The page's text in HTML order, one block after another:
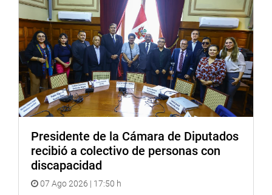
implementación.
Durante el debate, el congresista Guillermo Martorell dijo
Contraloría es una institución en la cual debemos creer y
saludó el enfoque proyectado hacia la modernización de
sus normas para que el Estado cumpla una mejor
función. “Los elefantes blancos que hay en el Estado hay
que desparecerlos», remarcó el legislador.
siempre se busca recursos para obras y que el recurso se
gaste bien, pero no chequeamos cómo se hace el
expediente técnico y ahí está la corrupción. “Esa es la
mirada que tenemos que ver para que la inversión llegue
Presidente de la Cámara de Diputados
recibió a colectivo de personas con
discapacidad
07 Ago 2026 | 17:50 h